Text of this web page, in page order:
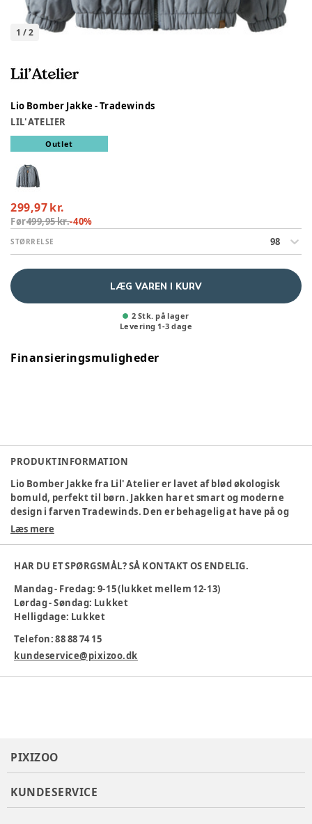
1 /2
Lio Bomber Jakke - Tradewinds
LIL' ATELIER
Outlet
299,97 kr.
Før499,95 kr.-40%
STØRRELSE 98
LÆG VAREN I KURV
2 Stk. på lager
Levering 1-3 dage
Finansieringsmuligheder
PRODUKTINFORMATION
Lio Bomber Jakke fra Lil' Atelier er lavet af blød økologisk
bomuld, perfekt til børn. Jakken har et smart og moderne
design i farven Tradewinds. Den er behagelig at have på og
nem at tage af og på med lynlås.
Moderne look
Et godt valg til både leg og hverdag!
Materiale:Økologisk bomuld
Producent:Bestseller A/S, Name it, Fredskovvej 1, 7330
Læs mere
HAR DU ET SPØRGSMÅL? SÅ KONTAKT OS ENDELIG.
Mandag - Fredag: 9-15 (lukket mellem 12-13)
Lørdag - Søndag: Lukket
Helligdage: Lukket
Telefon: 88 88 74 15
kundeservice@pixizoo.dk
PIXIZOO
KUNDESERVICE